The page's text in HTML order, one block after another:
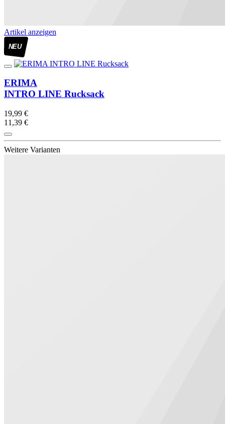
Artikel anzeigen
NEU
ERIMA
INTRO LINE Rucksack
19,99 €
11,39 €
Weitere Varianten